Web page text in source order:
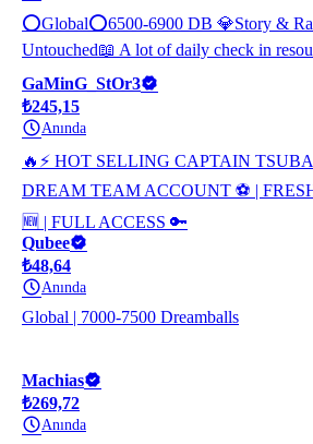
⭕Global⭕6500-6900 DB 💎Story &
Untouched📖 A lot of daily check in
GaMinG_StOr3
₺245,15
Anında
🔥⚡ HOT SELLING CAPTAIN
DREAM TEAM ACCOUNT ⚽ |
🆕 | FULL ACCESS 🔑
Qubee
₺48,64
Anında
Global | 7000-7500 Dreamballs
Machias
₺269,72
Anında